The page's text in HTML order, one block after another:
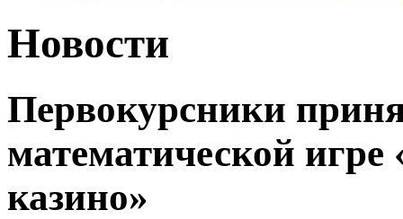
Новости
Первокурсники
математической игре
казино»